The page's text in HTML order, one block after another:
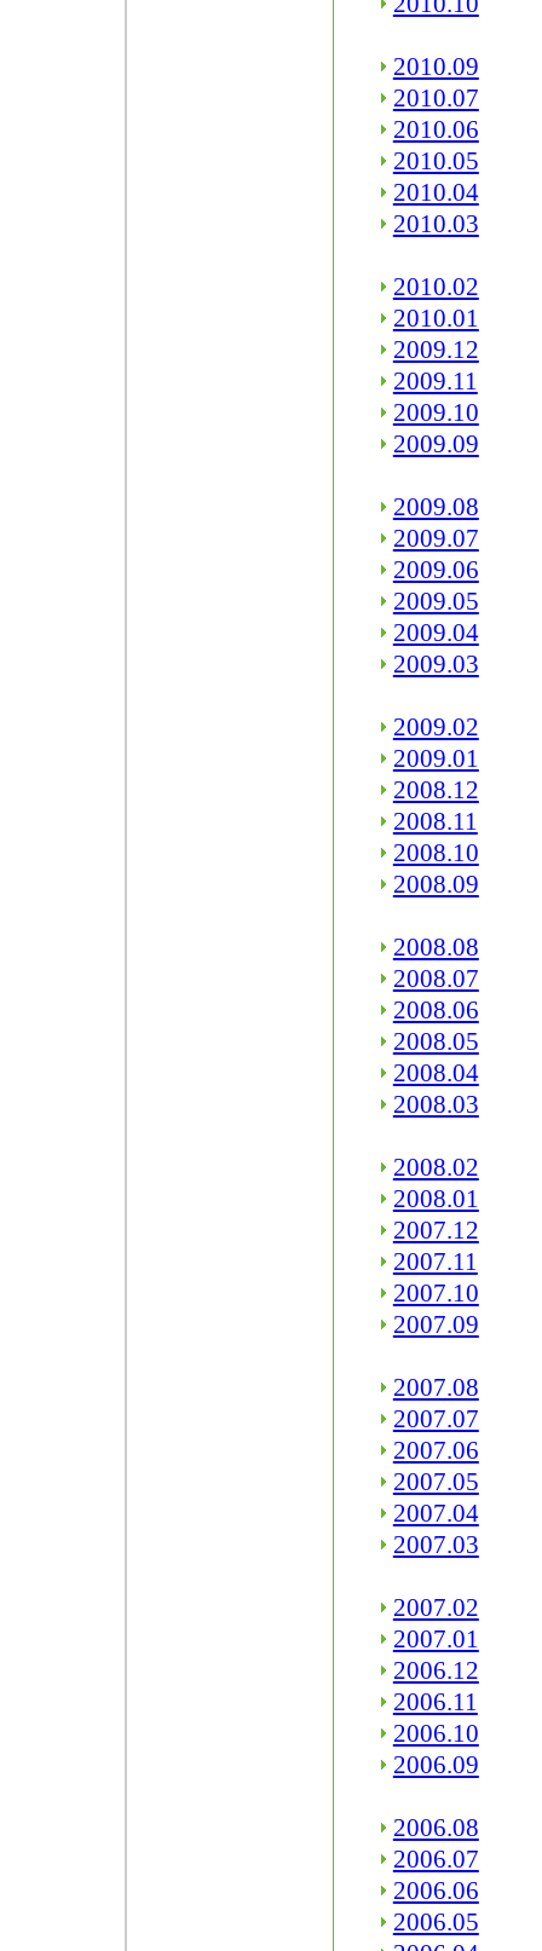
2010.09
2010.07
2010.06
2010.05
2010.04
2010.03
2010.02
2010.01
2009.12
2009.11
2009.10
2009.09
2009.08
2009.07
2009.06
2009.05
2009.04
2009.03
2009.02
2009.01
2008.12
2008.11
2008.10
2008.09
2008.08
2008.07
2008.06
2008.05
2008.04
2008.03
2008.02
2008.01
2007.12
2007.11
2007.10
2007.09
2007.08
2007.07
2007.06
2007.05
2007.04
2007.03
2007.02
2007.01
2006.12
2006.11
2006.10
2006.09
2006.08
2006.07
2006.06
2006.05